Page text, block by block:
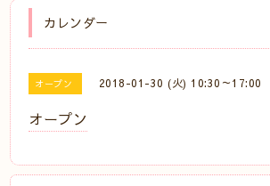
カレンダー
オープン 2018-01-30 (火) 10:30～17:00
オープン